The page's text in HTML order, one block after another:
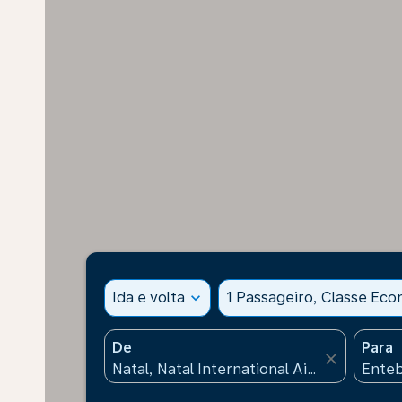
Ida e volta expand_more 1 Passageiro, Classe
De
close
Para